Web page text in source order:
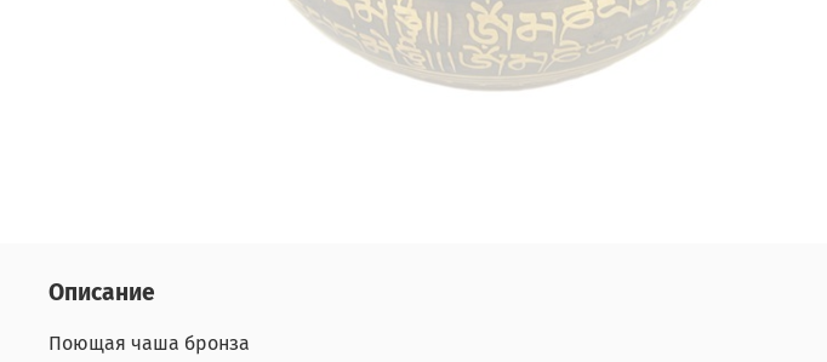
Описание
Поющая чаша бронза